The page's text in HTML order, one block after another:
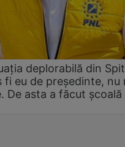
deplorabilă din
fi eu de președinte, nu
De asta a făcut școală